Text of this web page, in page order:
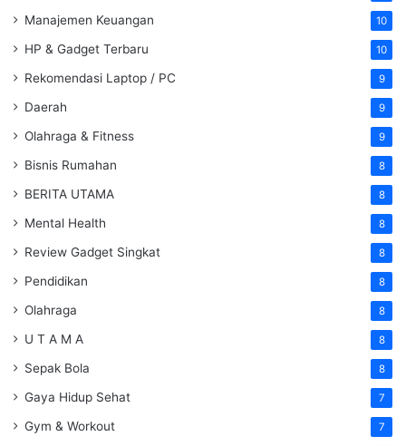
Manajemen Keuangan 10
HP & Gadget Terbaru 10
Rekomendasi Laptop / PC 9
Daerah 9
Olahraga & Fitness 9
Bisnis Rumahan 8
BERITA UTAMA 8
Mental Health 8
Review Gadget Singkat 8
Pendidikan 8
Olahraga 8
U T A M A 8
Sepak Bola 8
Gaya Hidup Sehat 7
Gym & Workout 7